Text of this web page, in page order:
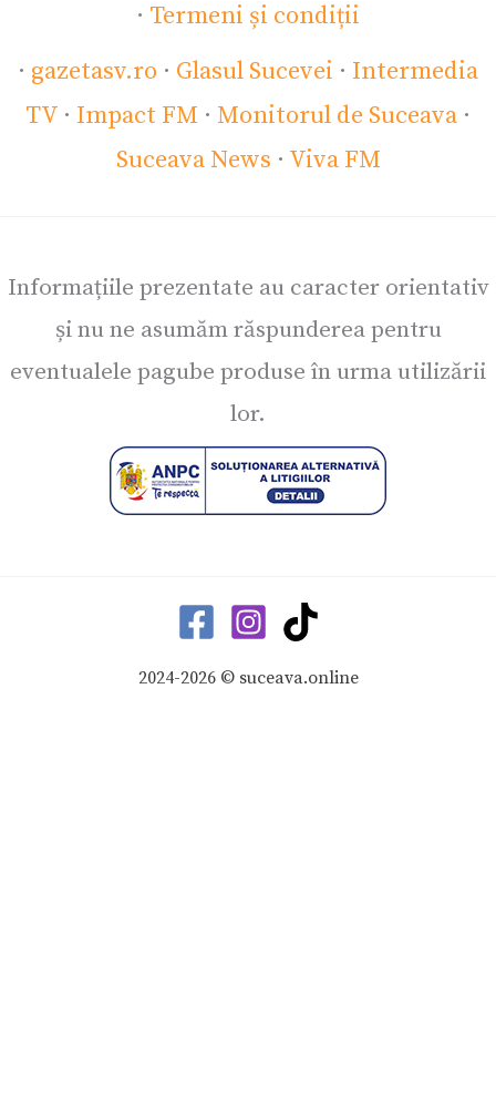
· Termeni și condiții
· gazetasv.ro · Glasul Sucevei · Intermedia
TV · Impact FM · Monitorul de Suceava ·
Suceava News · Viva FM
Informațiile prezentate au caracter orientativ
și nu ne asumăm răspunderea pentru
eventualele pagube produse în urma utilizării
lor.
2024-2026 © suceava.online